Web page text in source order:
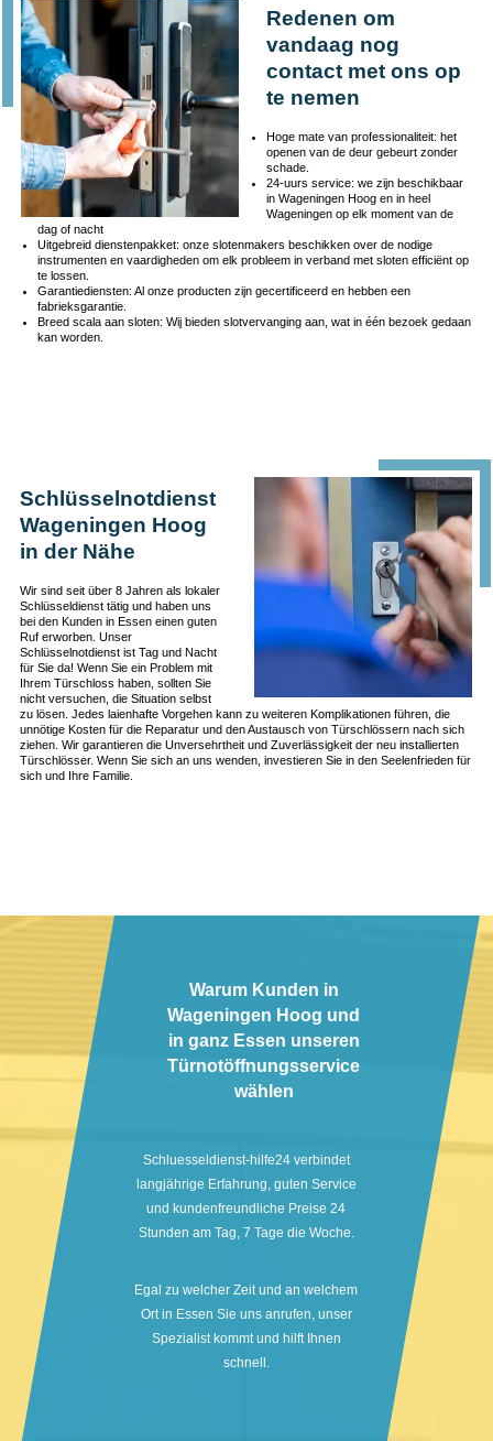
Redenen om
vandaag nog
contact met ons op
te nemen
Hoge mate van professionaliteit: het
openen van de deur gebeurt zonder
schade.
24-uurs service: we zijn beschikbaar
in Wageningen Hoog en in heel
Wageningen op elk moment van de
dag of nacht
Uitgebreid dienstenpakket: onze slotenmakers beschikken over de nodige
instrumenten en vaardigheden om elk probleem in verband met sloten efficiënt op
te lossen.
Garantiediensten: Al onze producten zijn gecertificeerd en hebben een
fabrieksgarantie.
Breed scala aan sloten: Wij bieden slotvervanging aan, wat in één bezoek gedaan
kan worden.
Schlüsselnotdienst
Wageningen Hoog
in der Nähe
Wir sind seit über 8 Jahren als lokaler
Schlüsseldienst tätig und haben uns
bei den Kunden in Essen einen guten
Ruf erworben. Unser
Schlüsselnotdienst ist Tag und Nacht
für Sie da! Wenn Sie ein Problem mit
Ihrem Türschloss haben, sollten Sie
nicht versuchen, die Situation selbst
zu lösen. Jedes laienhafte Vorgehen kann zu weiteren Komplikationen führen, die
unnötige Kosten für die Reparatur und den Austausch von Türschlössern nach sich
ziehen. Wir garantieren die Unversehrtheit und Zuverlässigkeit der neu installierten
Türschlösser. Wenn Sie sich an uns wenden, investieren Sie in den Seelenfrieden für
sich und Ihre Familie.
Warum Kunden in
Wageningen Hoog und
in ganz Essen unseren
Türnotöffnungsservice
wählen
Schluesseldienst-hilfe24 verbindet
langjährige Erfahrung, guten Service
und kundenfreundliche Preise 24
Stunden am Tag, 7 Tage die Woche.
Egal zu welcher Zeit und an welchem
Ort in Essen Sie uns anrufen, unser
Spezialist kommt und hilft Ihnen
schnell.